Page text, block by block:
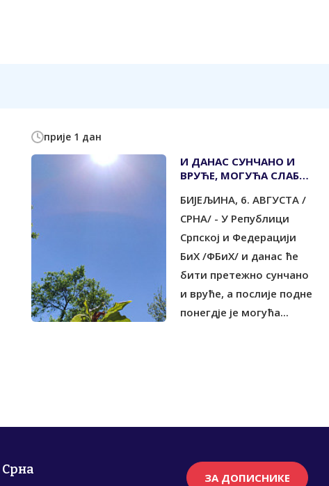
прије 1 дан
И ДАНАС СУНЧАНО И
ВРУЋЕ, МОГУЋА СЛАБА
БИЈЕЉИНА, 6. АВГУСТА /
СРНА/ - У Републици
Српској и Федерацији
БиХ /ФБиХ/ и данас ће
бити претежно сунчано
и вруће, а послије подне
понегдје је могућа...
Срна
ЗА ДОПИСНИКЕ